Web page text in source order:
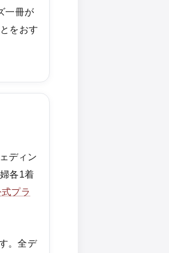
一冊が
をおす
ディン
各1着
プラ
。全デ